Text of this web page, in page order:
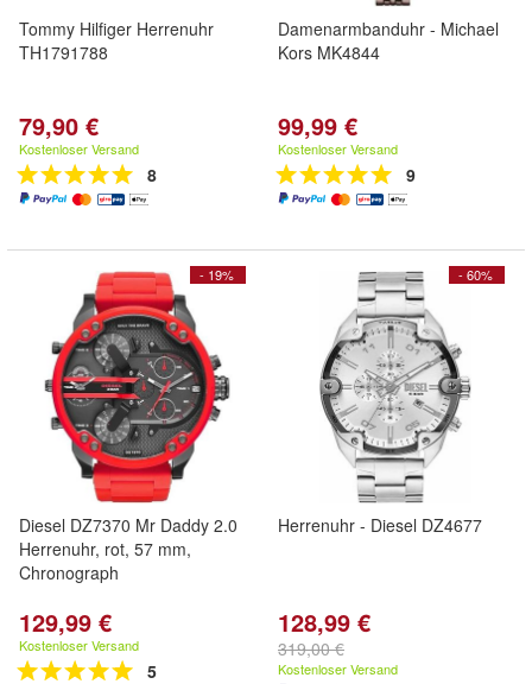
Tommy Hilfiger Herrenuhr
TH1791788
79,90 €
Kostenloser Versand
8
Damenarmbanduhr - Michael
Kors MK4844
99,99 €
Kostenloser Versand
9
- 19%
Diesel DZ7370 Mr Daddy 2.0
Herrenuhr, rot, 57 mm,
Chronograph
129,99 €
Kostenloser Versand
5
- 60%
Herrenuhr - Diesel DZ4677
128,99 €
319,00 €
Kostenloser Versand